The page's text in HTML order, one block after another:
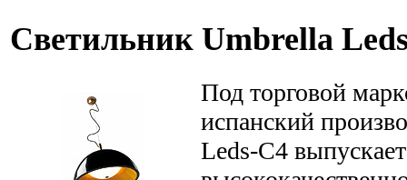
Светильник Umbrella
Под торговой
испанский
Leds-C4